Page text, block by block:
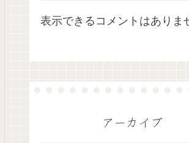
表示できるコメントはありま
アーカイブ